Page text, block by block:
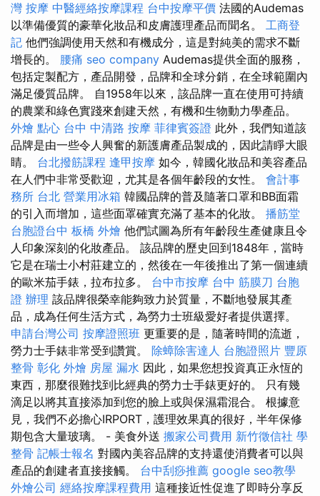
灣 按摩 中醫經絡按摩課程 台中按摩平價 法國的Audemas
以準備優質的豪華化妝品和皮膚護理產品而聞名。 工商登
記 他們強調使用天然和有機成分，這是對純美的需求不斷
增長的。 腰痛 seo company Audemas提供全面的服務，
包括定製配方，產品開發，品牌和全球分銷，在全球範圍內
滿足優質品牌。 自1958年以來，該品牌一直在使用可持續
的農業和綠色實踐來創建天然，有機和生物動力學產品。
外燴 點心 台中 中清路 按摩 菲律賓簽證 此外，我們知道該
品牌是由一些令人興奮的新護膚產品製成的，因此請睜大眼
睛。 台北撥筋課程 逢甲按摩 如今，韓國化妝品和美容產品
在人們中非常受歡迎，尤其是各個年齡段的女性。 會計事
務所 台北 營業用冰箱 韓國品牌的普及隨著口罩和BB面霜
的引入而增加，這些面罩確實充滿了基本的化妝。 播筋堂
台胞證台中 板橋 外燴 他們試圖為所有年齡段生產健康且令
人印象深刻的化妝產品。 該品牌的歷史回到1848年，當時
它是在瑞士小村莊建立的，然後在一年後推出了第一個連續
的歐米茄手錶，拉布拉多。 台中市按摩 台中 筋膜刀 台胞
證 辦理 該品牌很榮幸能夠致力於質量，不斷地發展其產
品，成為任何生活方式，為勞力士班級愛好者提供選擇。
申請台灣公司 按摩證照班 更重要的是，隨著時間的流逝，
勞力士手錶非常受到讚賞。 除蟑除害達人 台胞證照片 豐原
整骨 彰化 外燴 房屋 漏水 因此，如果您想投資真正永恆的
東西，那麼很難找到比經典的勞力士手錶更好的。 只有幾
滴足以將其直接添加到您的臉上或與保濕霜混合。 根據意
見，我們不必擔心IRPORT，護理效果真的很好，半年保修
期包含大量玻璃。 - 美食外送 搬家公司費用 新竹徵信社 學
整骨 記帳士報名 對國內美容品牌的支持還使消費者可以與
產品的創建者直接接觸。 台中刮痧推薦 google seo教學
外燴公司 經絡按摩課程費用 這種接近性促進了即時分享反